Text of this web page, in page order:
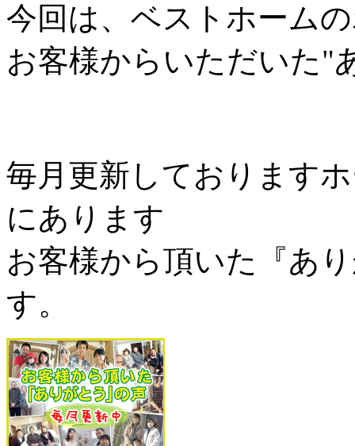
今回は、ベストホーム
お客様からいただいた"
毎月更新しております
にあります
お客様から頂いた『あ
す。